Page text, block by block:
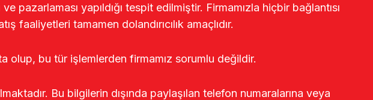
pazarlaması yapıldığı tespit edilmiştir. Firmamızla hiçbir bağlantısı
faaliyetleri tamamen dolandırıcılık amaçlıdır.
olup, bu tür işlemlerden firmamız sorumlu değildir.
Bu bilgilerin dışında paylaşılan telefon numaralarına veya